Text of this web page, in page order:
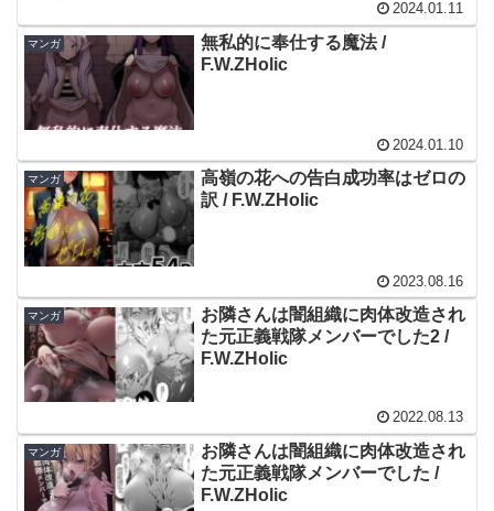
2024.01.11
マンガ
無私的に奉仕する魔法 /
F.W.ZHolic
2024.01.10
マンガ
高嶺の花への告白成功率はゼロの
訳 / F.W.ZHolic
2023.08.16
マンガ
お隣さんは闇組織に肉体改造され
た元正義戦隊メンバーでした2 /
F.W.ZHolic
2022.08.13
マンガ
お隣さんは闇組織に肉体改造され
た元正義戦隊メンバーでした /
F.W.ZHolic